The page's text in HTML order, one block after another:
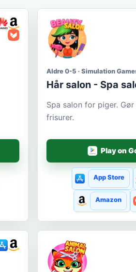
Aldre 0-5 · Simulation
Hår salon - Spa
Spa salon for piger.
frisurer.
Play on
App Store
Amazon